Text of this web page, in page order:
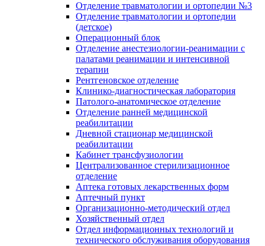
Отделение травматологии и ортопедии №3
Отделение травматологии и ортопедии
(детское)
Операционный блок
Отделение анестезиологии-реанимации с
палатами реанимации и интенсивной
терапии
Рентгеновское отделение
Клинико-диагностическая лаборатория
Патолого-анатомическое отделение
Отделение ранней медицинской
реабилитации
Дневной стационар медицинской
реабилитации
Кабинет трансфузиологии
Централизованное стерилизационное
отделение
Аптека готовых лекарственных форм
Аптечный пункт
Организационно-методический отдел
Хозяйственный отдел
Отдел информационных технологий и
технического обслуживания оборудования